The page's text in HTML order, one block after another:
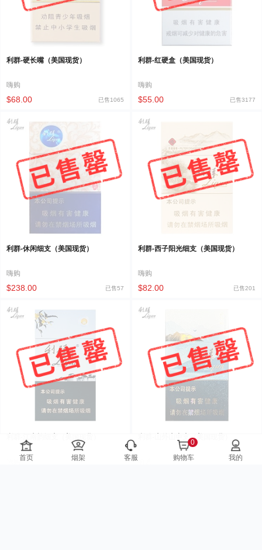
利群-硬长嘴（美国现货）
嗨购
$68.00 已售1065
利群-红硬盒（美国现货）
嗨购
$55.00 已售3177
利群-休闲细支（美国现货）
嗨购
$238.00 已售57
利群-西子阳光细支（美国现货）
嗨购
$82.00 已售201
利群-山外山中支（美国现货）
首页 烟架 客服 购物车
0
我的